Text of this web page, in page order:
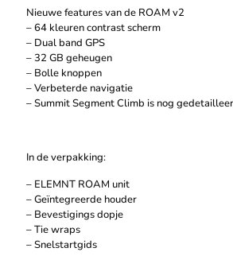
Nieuwe features van de ROAM v2
– 64 kleuren contrast scherm
– Dual band GPS
– 32 GB geheugen
– Bolle knoppen
– Verbeterde navigatie
– Summit Segment Climb is nog
In de verpakking:
– ELEMNT ROAM unit
– Geïntegreerde houder
– Bevestigings dopje
– Tie wraps
– Snelstartgids